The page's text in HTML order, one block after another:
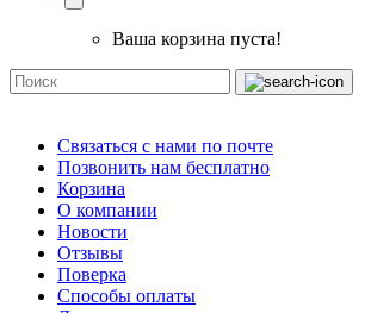
Ваша корзина пуста!
Связаться с нами по почте
Позвонить нам бесплатно
Корзина
О компании
Новости
Отзывы
Поверка
Способы оплаты